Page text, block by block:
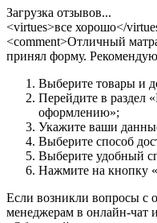
Загрузка отзывов...
<virtues>все хорошо</
<comment>Отличный
принял форму.
Выберите товары и
Перейдите в раздел
оформлению»;
Укажите ваши
Выберите способ
Выберите удобный
Нажмите на кнопку
Если возникли вопросы с
менеджерам в онлайн-чат